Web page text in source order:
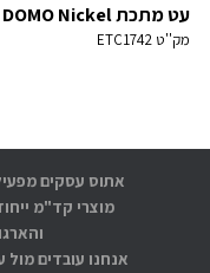
עט מתכת DOMO Nickel
מק''טETC1742
מוצרי קד"מ
אנחנו עובדים מול